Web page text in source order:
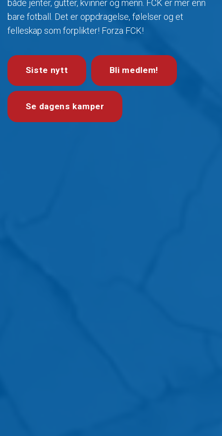
både jenter, gutter, kvinner og menn. FCK er mer enn
bare fotball. Det er oppdragelse, følelser og et
felleskap som forplikter! Forza FCK!
Siste nytt Bli medlem!
Se dagens kamper